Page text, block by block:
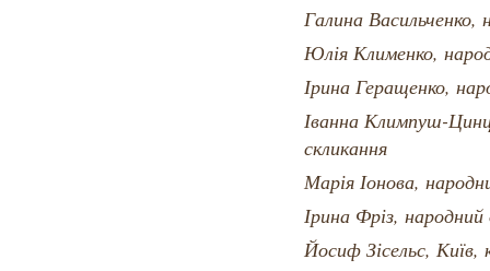
Галина
Юлія Клименко,
Ірина Геращенко,
Іванна Климпуш-
скликання
Марія Іонова,
Ірина Фріз,
Йосиф Зісельс, Київ,